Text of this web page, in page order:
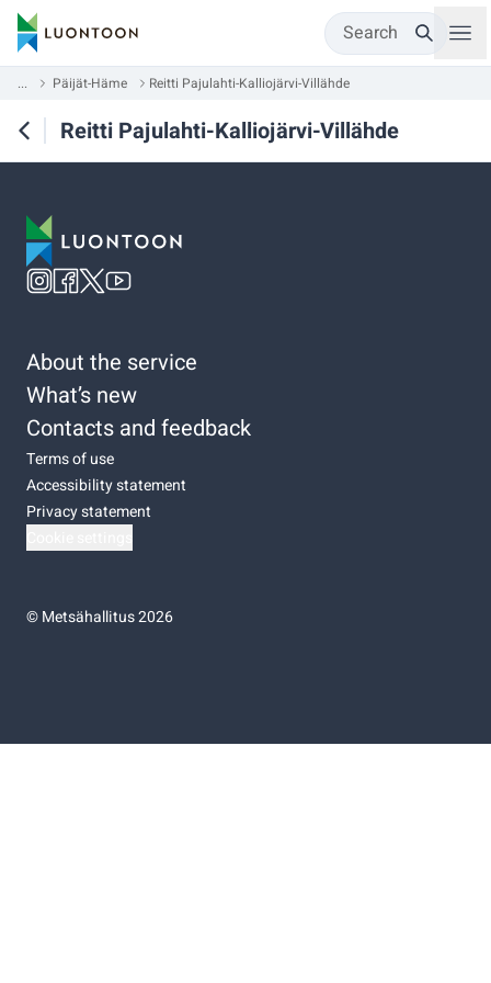
Search
... Päijät-Häme Reitti Pajulahti-Kalliojärvi-Villähde
Reitti Pajulahti-Kalliojärvi-Villähde
About the service
What’s new
Contacts and feedback
Terms of use
Accessibility statement
Privacy statement
©Metsähallitus 2026